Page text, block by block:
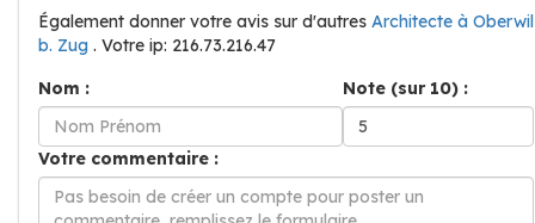
Également donner votre avis sur d'autres Architecte à Oberwil
b. Zug . Votre ip: 216.73.216.47
Nom :
Note (sur 10) :
Votre commentaire :